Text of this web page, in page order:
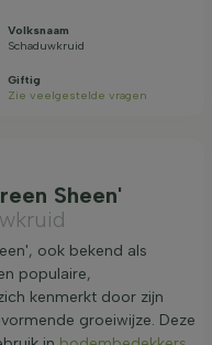
Volksnaam
Schaduwkruid
Giftig
Zie veelgestelde vragen
Sheen'
ook bekend als
populaire,
kenmerkt door zijn
groeiwijze. Deze